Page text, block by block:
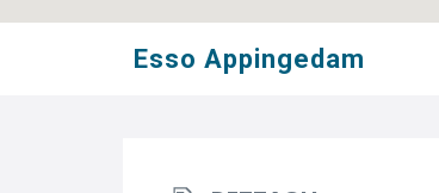
Esso Appingedam